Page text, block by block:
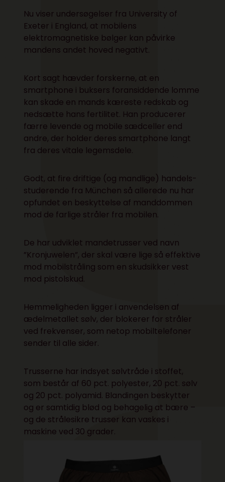
Nu viser undersøgelser fra University of
Exeter i England, at mobilens
elektromagnetiske bølger kan påvirke
mandens andet hoved negativt.
Kort sagt hævder forskerne, at en
smartphone i buksers foransiddende lomme
kan skade en mands kæreste redskab og
nedsætte hans fertilitet. Han producerer
færre levende og mobile sædceller end
andre, der holder deres smartphone langt
fra deres vitale legemsdele.
Godt, at fire driftige (og mandlige) handels-
studerende fra München så allerede nu har
opfundet en beskyttelse af manddommen
mod de farlige stråler fra mobilen.
De har udviklet mandetrusser ved navn
”Kronjuwelen”, der skal være lige så effektive
mod mobilstråling som en skudsikker vest
mod pistolskud.
Hemmeligheden ligger i anvendelsen af
ædelmetallet sølv, der blokerer for stråler
ved frekvenser, som netop mobiltelefoner
sender til alle sider.
Trusserne har indsyet sølvtråde i stoffet,
som består af 60 pct. polyester, 20 pct. sølv
og 20 pct. polyamid. Blandingen beskytter
og er samtidig blød og behagelig at bære –
og de strålesikre trusser kan vaskes i
maskine ved 30 grader.